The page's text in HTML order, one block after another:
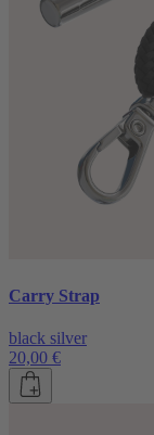
Carry Strap
black silver
20,00 €